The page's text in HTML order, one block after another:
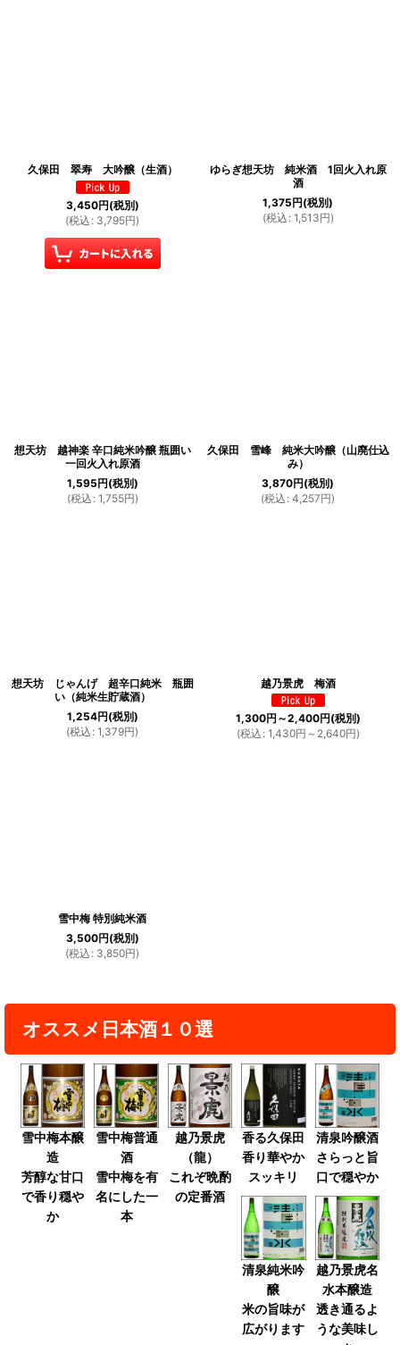
久保田 翠寿 大吟醸（生酒）
3,450円(税別)
(税込 : 3,795円)
ゆらぎ想天坊 純米酒 1回火入れ原
酒
1,375円(税別)
(税込 : 1,513円)
想天坊 越神楽 辛口純米吟醸 瓶囲い
一回火入れ原酒
1,595円(税別)
(税込 : 1,755円)
久保田 雪峰 純米大吟醸（山廃仕込
み）
3,870円(税別)
(税込 : 4,257円)
想天坊 じゃんげ 超辛口純米 瓶囲
い（純米生貯蔵酒）
1,254円(税別)
(税込 : 1,379円)
越乃景虎 梅酒
1,300円 ～2,400円(税別)
(税込 : 1,430円 ～2,640円)
雪中梅 特別純米酒
3,500円(税別)
(税込 : 3,850円)
オススメ日本酒１０選
雪中梅本醸
造
芳醇な甘口
で香り穏や
か
雪中梅普通
酒
雪中梅を有
名にした一
本
越乃景虎
（龍）
これぞ晩酌
の定番酒
香る久保田
香り華やか
スッキリ
清泉吟醸酒
さらっと旨
口で穏やか
清泉純米吟
醸
米の旨味が
広がります
越乃景虎名
水本醸造
透き通るよ
うな美味し